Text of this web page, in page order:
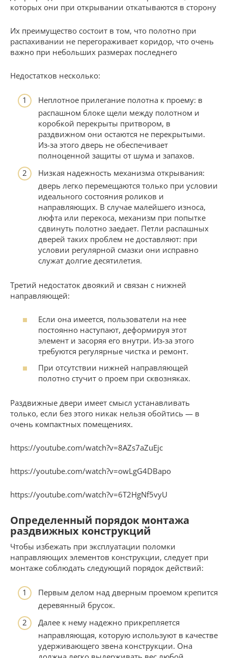
которых они при открывании откатываются в сторону
Их преимущество состоит в том, что полотно при
распахивании не перегораживает коридор, что очень
важно при небольших размерах последнего
Недостатков несколько:
Неплотное прилегание полотна к проему: в
распашном блоке щели между полотном и
коробкой перекрыты притвором, в
раздвижном они остаются не перекрытыми.
Из-за этого дверь не обеспечивает
полноценной защиты от шума и запахов.
Низкая надежность механизма открывания:
дверь легко перемещаются только при условии
идеального состояния роликов и
направляющих. В случае малейшего износа,
люфта или перекоса, механизм при попытке
сдвинуть полотно заедает. Петли распашных
дверей таких проблем не доставляют: при
условии регулярной смазки они исправно
служат долгие десятилетия.
Третий недостаток двоякий и связан с нижней
направляющей:
Если она имеется, пользователи на нее
постоянно наступают, деформируя этот
элемент и засоряя его внутри. Из-за этого
требуются регулярные чистка и ремонт.
При отсутствии нижней направляющей
полотно стучит о проем при сквозняках.
Раздвижные двери имеет смысл устанавливать
только, если без этого никак нельзя обойтись — в
очень компактных помещениях.
https://youtube.com/watch?v=8AZs7aZuEjc
https://youtube.com/watch?v=owLgG4DBapo
https://youtube.com/watch?v=6T2HgNf5vyU
Определенный порядок монтажа
раздвижных конструкций
Чтобы избежать при эксплуатации поломки
направляющих элементов конструкции, следует при
монтаже соблюдать следующий порядок действий:
Первым делом над дверным проемом крепится
деревянный брусок.
Далее к нему надежно прикрепляется
направляющая, которую используют в качестве
удерживающего звена конструкции. Она